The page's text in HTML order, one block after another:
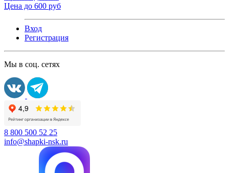
Цена до 600 руб
Вход
Регистрация
Мы в соц. сетях
8 800 500 52 25
info@shapki-nsk.ru